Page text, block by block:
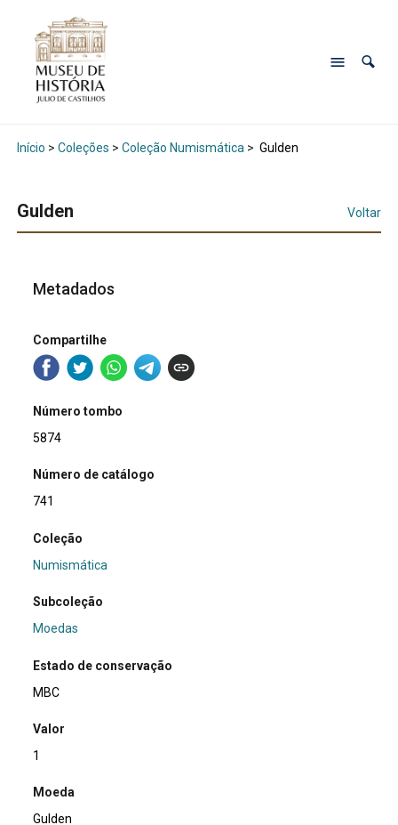
Início > Coleções > Coleção Numismática > Gulden
Gulden Voltar
Metadados
Compartilhe
Número tombo
5874
Número de catálogo
741
Coleção
Numismática
Subcoleção
Moedas
Estado de conservação
MBC
Valor
1
Moeda
Gulden